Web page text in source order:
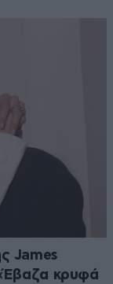
James
κρυφά